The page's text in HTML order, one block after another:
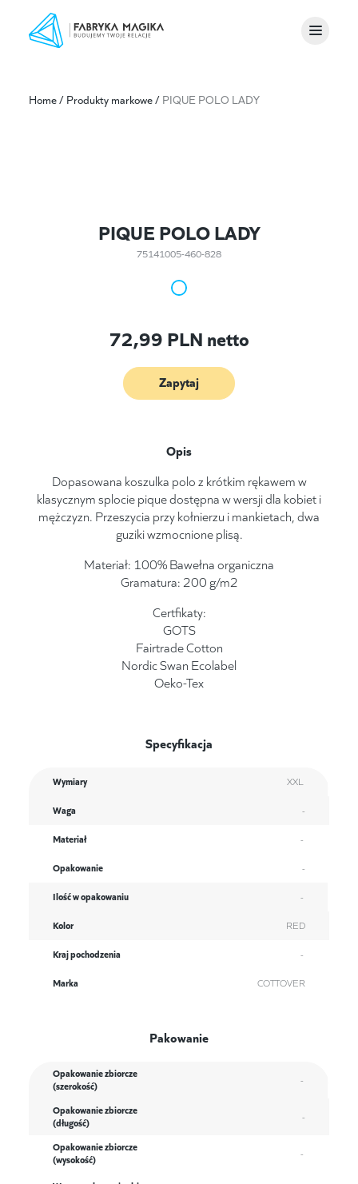
Home/ Produkty markowe/ PIQUE POLO LADY
PIQUE POLO LADY
75141005-460-828
72,99 PLN netto
Zapytaj
Opis
Dopasowana koszulka polo z krótkim rękawem w
klasycznym splocie pique dostępna w wersji dla kobiet i
mężczyzn. Przeszycia przy kołnierzu i mankietach, dwa
guziki wzmocnione plisą.
Materiał: 100% Bawełna organiczna
Gramatura: 200 g/m2
Certfikaty:
GOTS
Fairtrade Cotton
Nordic Swan Ecolabel
Oeko-Tex
Specyfikacja
Wymiary XXL
Waga -
Materiał -
Opakowanie -
Ilość w opakowaniu -
Kolor RED
Kraj pochodzenia -
Marka COTTOVER
Pakowanie
Opakowanie zbiorcze
(szerokość)
-
Opakowanie zbiorcze
(długość)
-
Opakowanie zbiorcze
(wysokość)
-